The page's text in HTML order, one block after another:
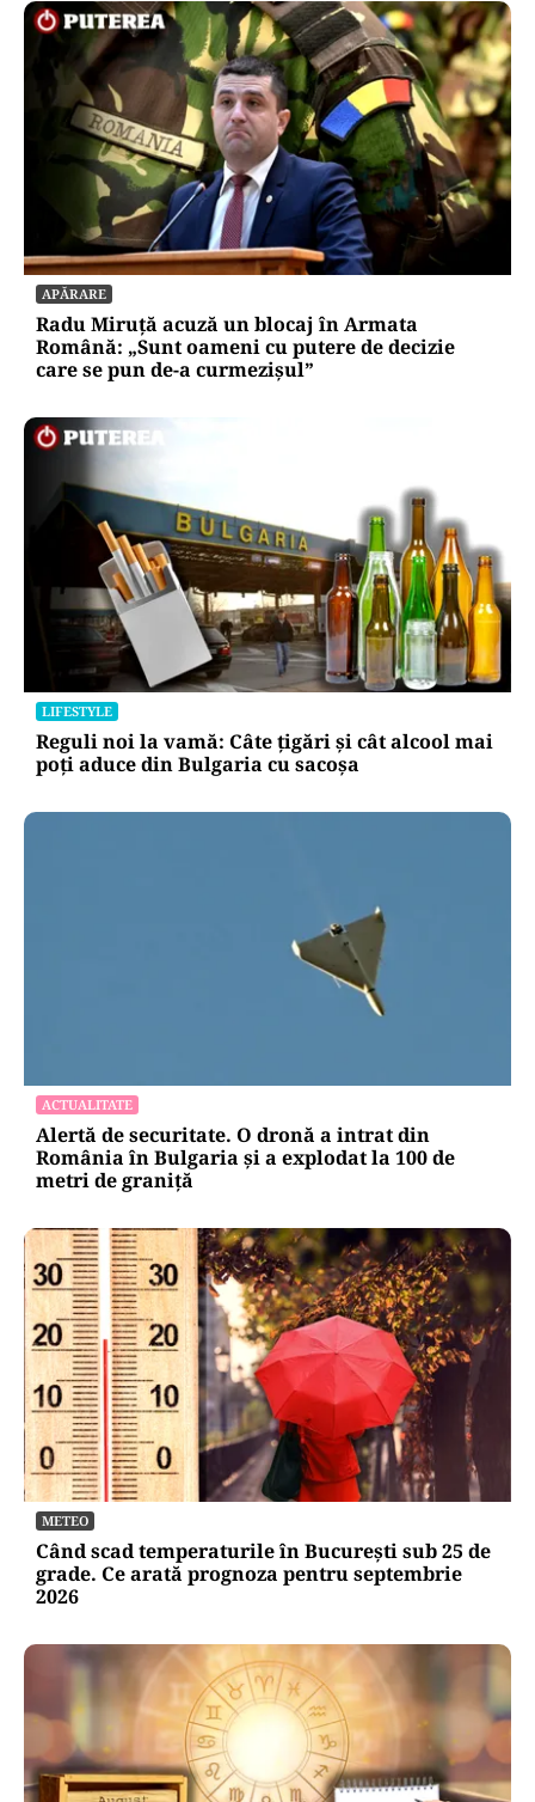
APĂRARE
Radu Miruță acuză un blocaj în Armata
Română: „Sunt oameni cu putere de decizie
care se pun de-a curmezișul”
LIFESTYLE
Reguli noi la vamă: Câte țigări și cât alcool mai
poți aduce din Bulgaria cu sacoșa
ACTUALITATE
Alertă de securitate. O dronă a intrat din
România în Bulgaria şi a explodat la 100 de
metri de graniţă
METEO
Când scad temperaturile în București sub 25 de
grade. Ce arată prognoza pentru septembrie
2026